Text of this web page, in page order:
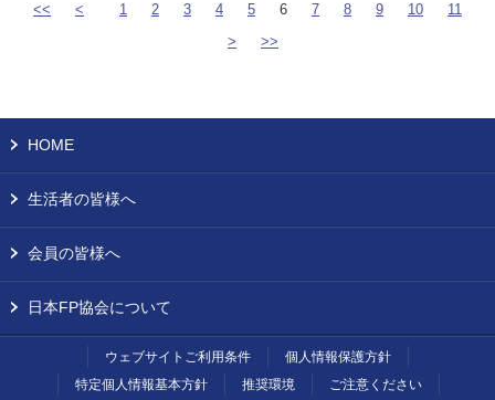
<< < 1 2 3 4 5 6 7 8 9 10
11
>
>>
HOME
生活者の皆様へ
会員の皆様へ
日本FP協会について
ウェブサイトご利用条件
個人情報保護方針
特定個人情報基本方針
推奨環境 ご注意ください